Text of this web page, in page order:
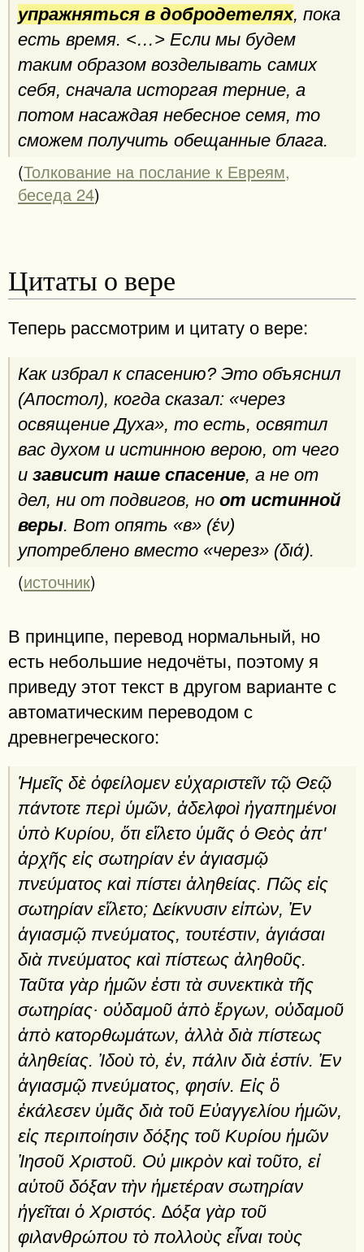
упражняться в добродетелях, пока
есть время. <…> Если мы будем
таким образом возделывать самих
себя, сначала исторгая терние, а
потом насаждая небесное семя, то
сможем получить обещанные блага.
(Толкование на послание к Евреям,
беседа 24)
Цитаты о вере
Теперь рассмотрим и цитату о вере:
Как избрал к спасению? Это объяснил
(Апостол), когда сказал: «через
освящение Духа», то есть, освятил
вас духом и истинною верою, от чего
и зависит наше спасение, а не от
дел, ни от подвигов, но от истинной
веры. Вот опять «в» (έν)
употреблено вместо «через» (διά).
(источник)
В принципе, перевод нормальный, но
есть небольшие недочёты, поэтому я
приведу этот текст в другом варианте с
автоматическим переводом с
древнегреческого:
Ἡμεῖς δὲ ὀφείλομεν εὐχαριστεῖν τῷ Θεῷ
πάντοτε περὶ ὑμῶν, ἀδελφοὶ ἠγαπημένοι
ὑπὸ Κυρίου, ὅτι εἵλετο ὑμᾶς ὁ Θεὸς ἀπ'
ἀρχῆς εἰς σωτηρίαν ἐν ἁγιασμῷ
πνεύματος καὶ πίστει ἀληθείας. Πῶς εἰς
σωτηρίαν εἵλετο; ∆είκνυσιν εἰπὼν, Ἐν
ἁγιασμῷ πνεύματος, τουτέστιν, ἁγιάσαι
διὰ πνεύματος καὶ πίστεως ἀληθοῦς.
Ταῦτα γὰρ ἡμῶν ἐστι τὰ συνεκτικὰ τῆς
σωτηρίας· οὐδαμοῦ ἀπὸ ἔργων, οὐδαμοῦ
ἀπὸ κατορθωμάτων, ἀλλὰ διὰ πίστεως
ἀληθείας. Ἰδοὺ τὸ, ἐν, πάλιν διὰ ἐστίν. Ἐν
ἁγιασμῷ πνεύματος, φησίν. Εἰς ὃ
ἐκάλεσεν ὑμᾶς διὰ τοῦ Εὐαγγελίου ἡμῶν,
εἰς περιποίησιν δόξης τοῦ Κυρίου ἡμῶν
Ἰησοῦ Χριστοῦ. Οὐ μικρὸν καὶ τοῦτο, εἰ
αὑτοῦ δόξαν τὴν ἡμετέραν σωτηρίαν
ἡγεῖται ὁ Χριστός. ∆όξα γὰρ τοῦ
φιλανθρώπου τὸ πολλοὺς εἶναι τοὺς